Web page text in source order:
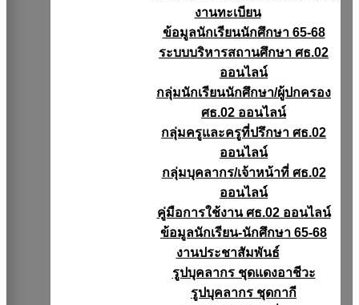
งานทะเบียน
ข้อมูลนักเรียนนักศึกษา 65-68
ระบบบริหารสถานศึกษา ศธ.02
ออนไลน์
กลุ่มนักเรียนนักศึกษา/ผู้ปกครอง
ศธ.02 ออนไลน์
กลุ่มครูและครูที่ปรึกษา ศธ.02
ออนไลน์
กลุ่มบุคลากร/เจ้าหน้าที่ ศธ.02
ออนไลน์
คู่มือการใช้งาน ศธ.02 ออนไลน์
ข้อมูลนักเรียน-นักศึกษา 65-68
งานประชาสัมพันธ์
รูปบุคลากร ชุดแดงอาชีวะ
รูปบุคลากร ชุดกากี